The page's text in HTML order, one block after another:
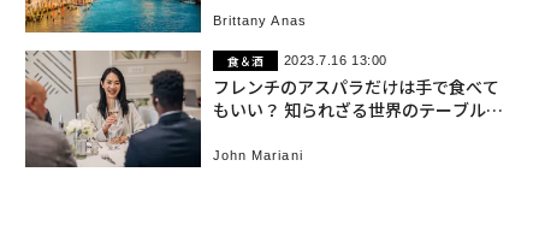
Brittany Anas
食＆酒 2023.7.16 13:00
フレンチのアスパラだけは手で食べて
もいい？ 知られざる世界のテーブルマ
John Mariani